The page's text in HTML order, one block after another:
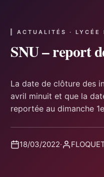
ACTUALITÉS · LYCÉE
SNU – report
La date de clôture des
avril minuit et que la
reportée au dimanche
18/03/2022·